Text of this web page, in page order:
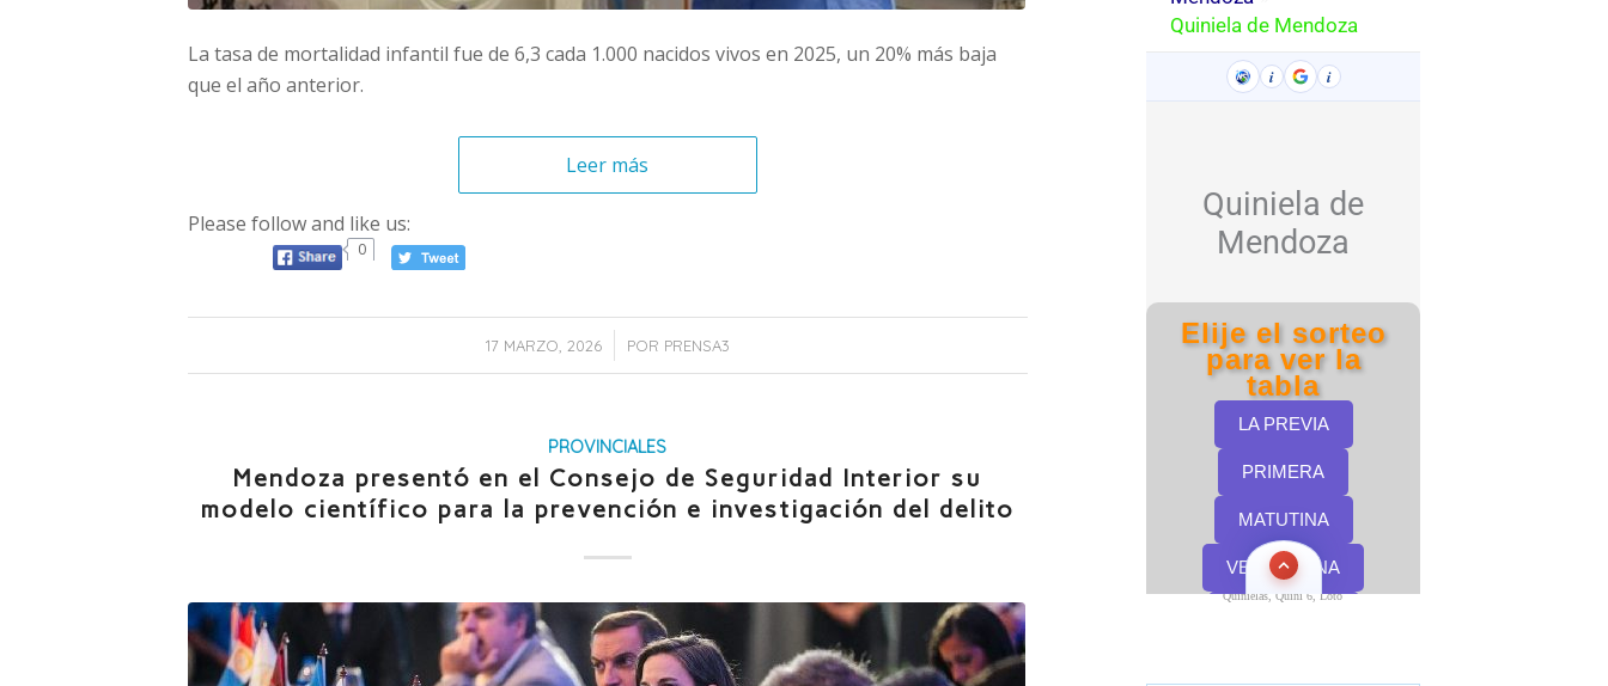
La tasa de mortalidad infantil fue de 6,3 cada 1.000 nacidos vivos en 2025, un 20% más baja
que el año anterior.
Leer más
Please follow and like us:
0
17 MARZO, 2026
/ POR PRENSA3
PROVINCIALES
Mendoza presentó en el Consejo de Seguridad Interior su
modelo científico para la prevención e investigación del delito
Quinielas, Quini 6, Loto